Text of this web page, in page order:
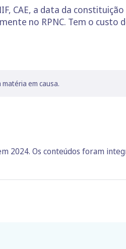
CAE, a data da
no RPNC. Tem o custo
em causa.
2024. Os conteúdos foram